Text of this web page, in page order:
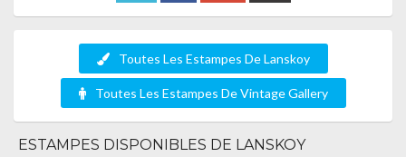
Toutes Les Estampes De Lanskoy
Toutes Les Estampes De Vintage Gallery
ESTAMPES DISPONIBLES DE LANSKOY